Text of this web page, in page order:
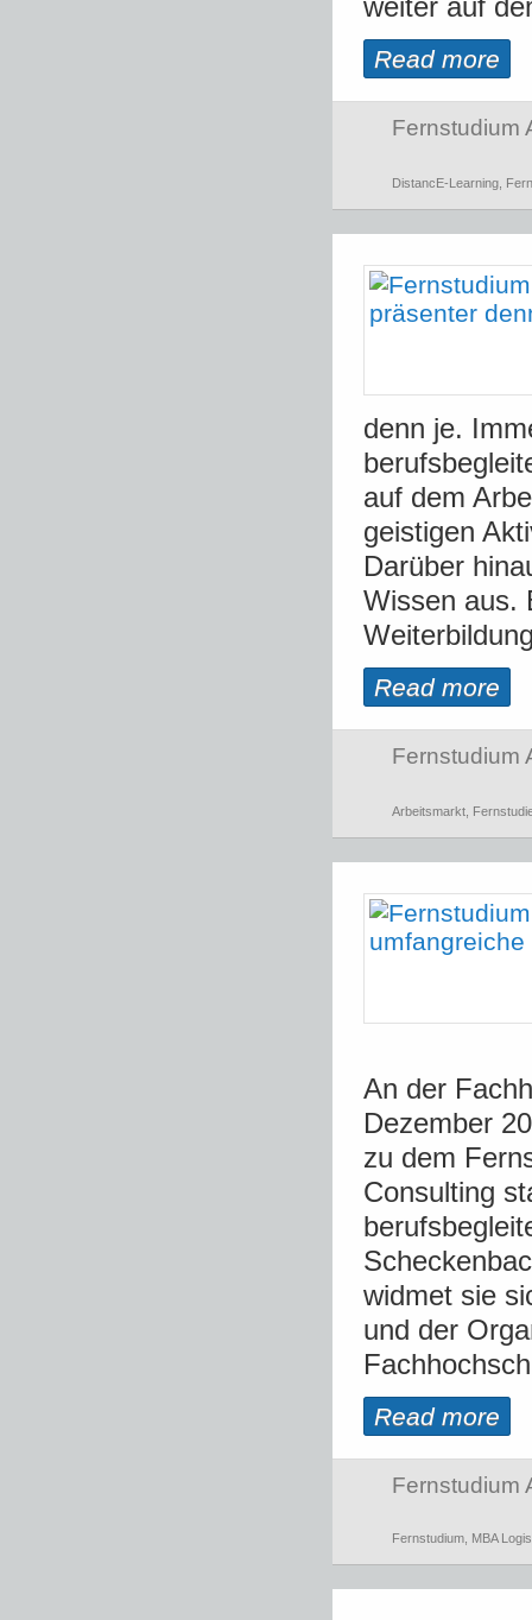
weiter auf
Read more
Fernstudium
DistancE-Learning
denn je.
auf dem
geistigen
Darüber
Wissen aus.
Read more
Fernstudium
Arbeitsmarkt
An der
Dezember
zu dem
Consulting
widmet sie
und der
Read more
Fernstudium
Fernstudium MBA